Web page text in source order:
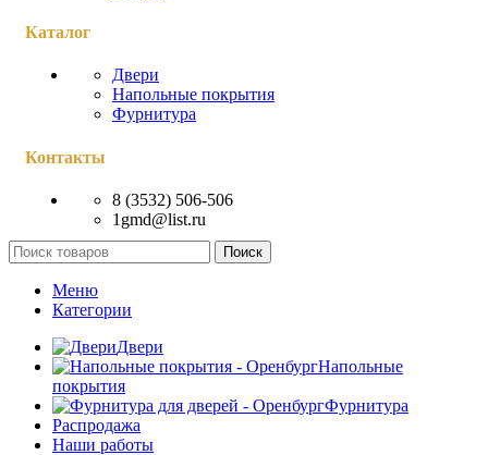
Каталог
Двери
Напольные покрытия
Фурнитура
Контакты
8 (3532) 506-506
1gmd@list.ru
Поиск
Меню
Категории
Двери
Напольные
покрытия
Фурнитура
Распродажа
Наши работы